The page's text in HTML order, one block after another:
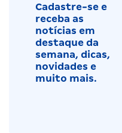
Cadastre-se e
receba as
notícias em
destaque da
semana, dicas,
novidades e
muito mais.